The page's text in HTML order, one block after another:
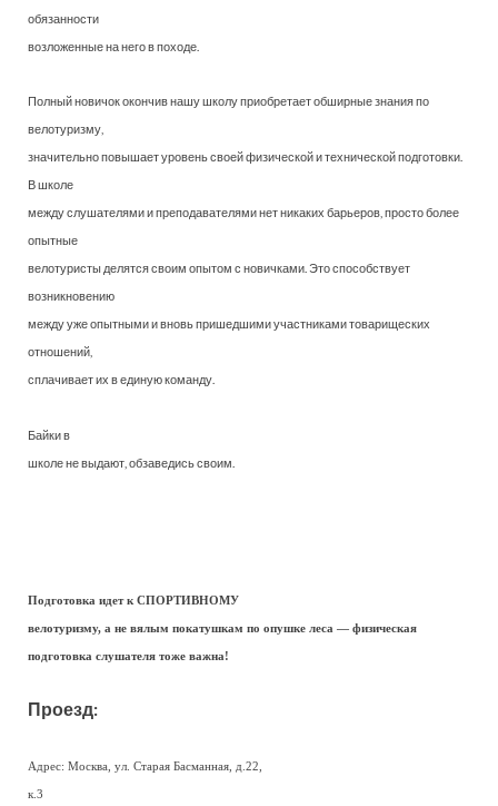
обязанности
возложенные на него в походе.
Полный новичок окончив нашу школу приобретает обширные знания по
велотуризму,
значительно повышает уровень своей физической и технической подготовки.
В школе
между слушателями и преподавателями нет никаких барьеров, просто более
опытные
велотуристы делятся своим опытом с новичками. Это способствует
возникновению
между уже опытными и вновь пришедшими участниками товарищеских
отношений,
сплачивает их в единую команду.
Байки в
школе не выдают, обзаведись своим.
Подготовка идет к СПОРТИВНОМУ
велотуризму, а не вялым покатушкам по опушке леса — физическая
подготовка слушателя тоже важна!
Проезд:
Адрес: Москва, ул. Старая Басманная, д.22,
к.3